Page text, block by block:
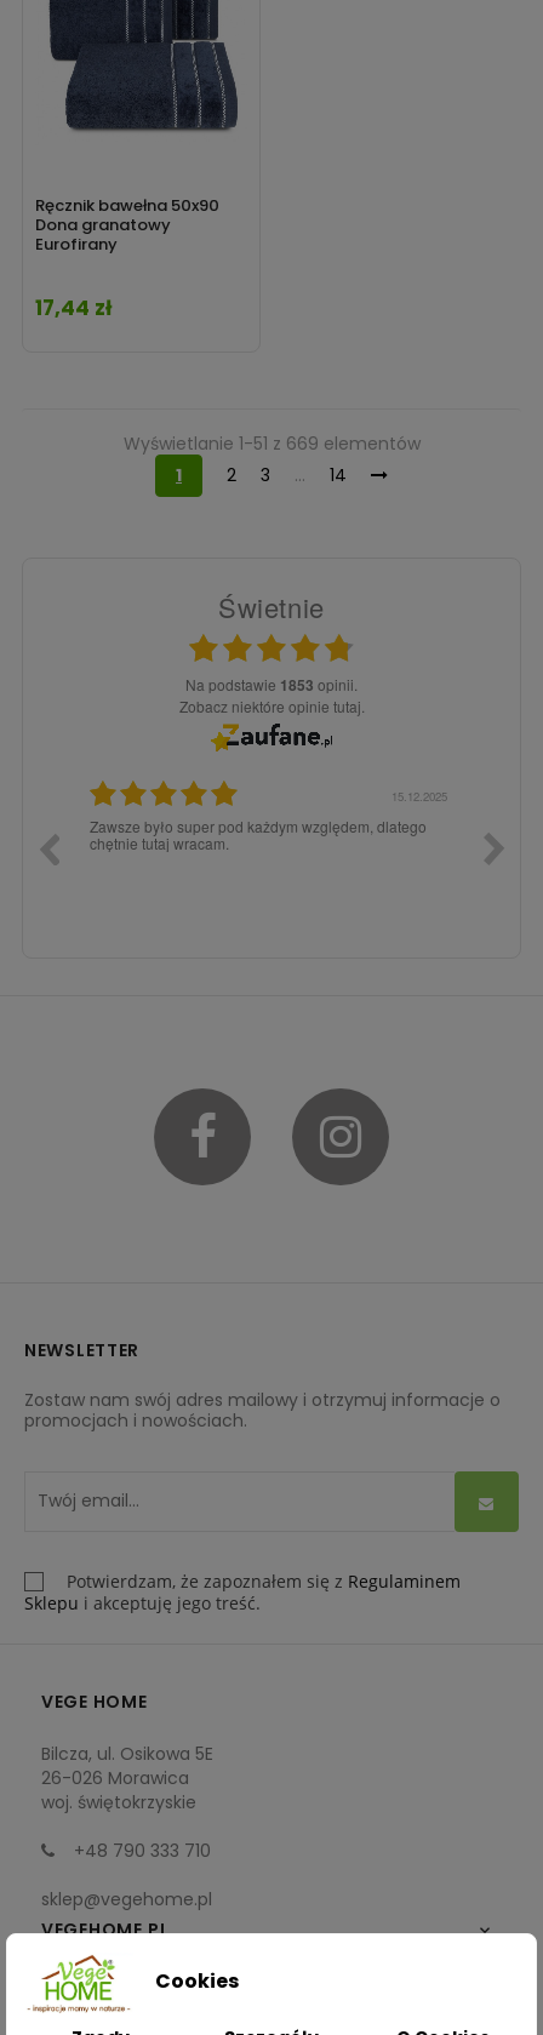
Ręcznik bawełna 50x90
Dona granatowy
Eurofirany
Cena
17,44 zł
Wyświetlanie 1-51 z 669 elementów
1
2 3 … 14
Świetnie
Na podstawie 1853 opinii.
Zobacz niektóre opinie tutaj.
15.12.2025
Zawsze było super pod każdym względem, dlatego
chętnie tutaj wracam.
Facebook
NEWSLETTER
Zostaw nam swój adres mailowy i otrzymuj informacje o
promocjach i nowościach.
Potwierdzam, że zapoznałem się z Regulaminem
Sklepu i akceptuję jego treść.
VEGE HOME
Bilcza, ul. Osikowa 5E
26-026 Morawica
woj. świętokrzyskie
+48 790 333 710
sklep@vegehome.pl
VEGEHOME.PL

INFORMACJE
Cookies